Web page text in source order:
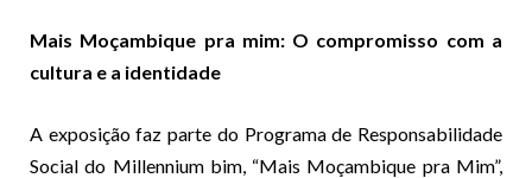
Mais Moçambique pra mim: O compromisso com a
cultura e a identidade
A exposição faz parte do Programa de Responsabilidade
Social do Millennium bim, “Mais Moçambique pra Mim”,